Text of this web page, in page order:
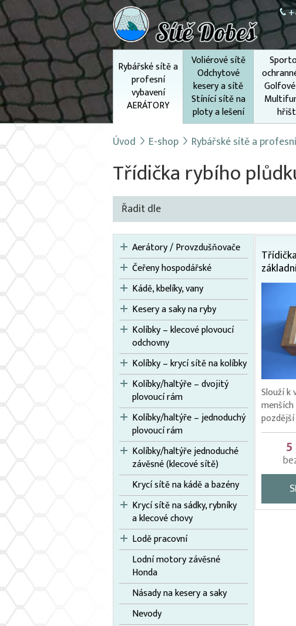
Rybářské sítě a
profesní
vybavení
AERÁTORY
Voliérové sítě
Odchytové
kesery a sítě
Stínící sítě na
ploty a lešení
Úvod E-shop Rybářské sítě a
Třídička rybího
Řadit dle
Aerátory / Provzdušňovače
Čeřeny hospodářské
Kádě, kbelíky, vany
Kesery a saky na ryby
Kolíbky – klecové plovoucí
odchovny
Kolíbky – krycí sítě na kolíbky
Kolíbky/haltýře – dvojitý
plovoucí rám
Kolíbky/haltýře – jednoduchý
plovoucí rám
Kolíbky/haltýře jednoduché
závěsné (klecové sítě)
Krycí sítě na kádě a bazény
Krycí sítě na sádky, rybníky
a klecové chovy
Lodě pracovní
Lodní motory závěsné
Honda
Násady na kesery a saky
Nevody
Slouží